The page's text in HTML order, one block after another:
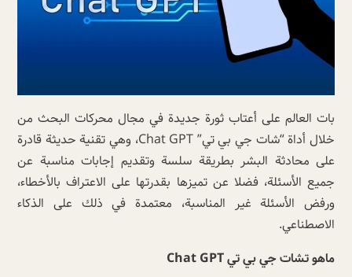
بات العالم على أعتاب ثورة جديدة في مجال محركات البحث من
خلال أداة “شات جي بي تي” Chat GPT، وهي تقنية حديثة قادرة
على محادثة البشر بطريقة سلسة وتقديم إجابات مناسبة عن
جميع الأسئلة، فضلا عن تميزها بقدرتها على الاعتراف بالأخطاء،
ورفض الأسئلة غير المناسبة، معتمدة في ذلك على الذكاء
الاصطناعي.
ماهو تشات جي بي تي Chat GPT